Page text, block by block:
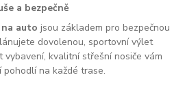
a bezpečně
auto jsou základem pro bezpečnou
dovolenou, sportovní výlet
kvalitní střešní nosiče vám
na každé trase.